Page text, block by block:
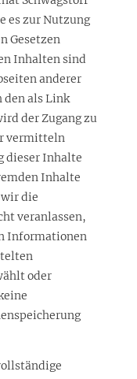
es zur Nutzung
Gesetzen
Inhalten sind
anderer
den als Link
der Zugang zu
vermitteln
dieser Inhalte
Inhalte
die
veranlassen,
Informationen
oder